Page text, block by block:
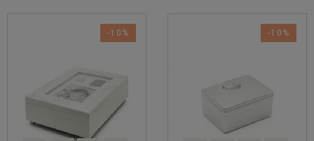
-10% -10%